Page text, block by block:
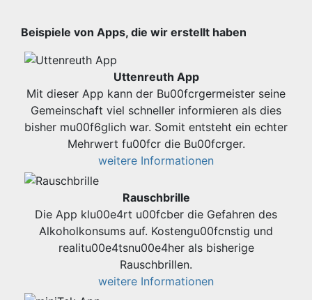
Beispiele von Apps, die wir erstellt haben
Uttenreuth App
Mit dieser App kann der Bu00fcrgermeister seine
Gemeinschaft viel schneller informieren als dies
bisher mu00f6glich war. Somit entsteht ein echter
Mehrwert fu00fcr die Bu00fcrger.
weitere Informationen
Rauschbrille
Die App klu00e4rt u00fcber die Gefahren des
Alkoholkonsums auf. Kostengu00fcnstig und
realitu00e4tsnu00e4her als bisherige
Rauschbrillen.
weitere Informationen